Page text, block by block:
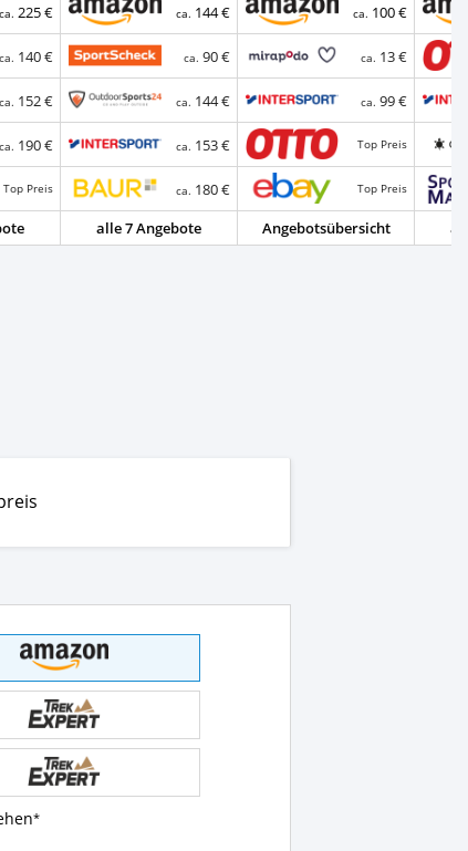
ca.225 €
ca. 140 €
ca. 152 €
ca. 190 €
Top Preis
ca. 144 €
ca.90 €
ca. 144 €
ca. 153 €
ca. 180 €
alle 7 Angebote
ca. 100 €
ca. 13 €
ca.99 €
Top Preis
Top Preis
Angebotsübersicht